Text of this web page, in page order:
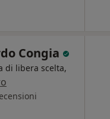
Congia
di libera scelta,